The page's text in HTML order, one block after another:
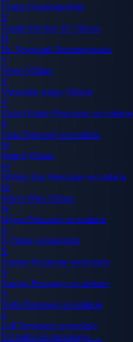
Usopp Deuteragonista
V
Vander Decken IX Villano
D
Dr. Vegapunk Deuteragonista
V
Vergo Villano
V
Vinsmoke Judge Villano
V
Viola (Violet) Personaje secundario
V
Vista Personaje secundario
W
Wapol Villano
W
Whitey Bay Personaje secundario
W
Who's Who Villano
W
WyperPersonaje secundario
X
X Drake Antagonista
Y
Yamato Personaje secundario
Y
Yasopp Personaje secundario
Y
Yorki Personaje secundario
Z
ZeffPersonaje secundario
Ver todos los personajes →